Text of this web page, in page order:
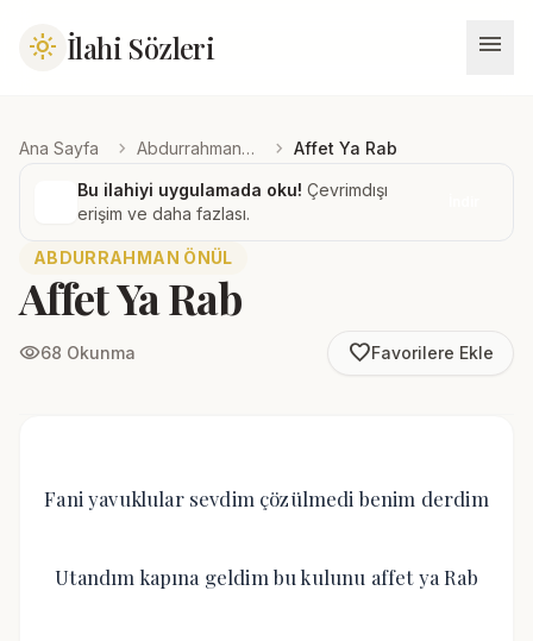
light_mode İlahi Sözleri menu
Ana Sayfa chevron_right Abdurrahman Önül chevron_right Affet Ya Rab
Bu ilahiyi uygulamada oku! Çevrimdışı
erişim ve daha fazlası.
ABDURRAHMAN ÖNÜL
Affet Ya Rab
visibility68 Okunma favorite_borderFavorilere Ekle
Fani yavuklular sevdim çözülmedi benim derdim
Utandım kapına geldim bu kulunu affet ya Rab